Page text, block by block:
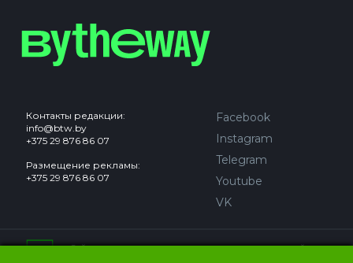
Контакты редакции:
info@btw.by
+375 29 876 86 07
Размещение рекламы:
+375 29 876 86 07
Facebook
Instagram
Telegram
Youtube
VK
Сайт может содержать контент, не предназначенный для